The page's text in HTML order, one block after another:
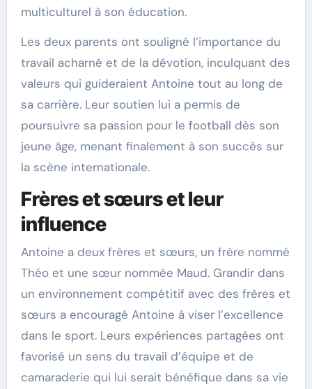
multiculturel à son éducation.
Les deux parents ont souligné l’importance du
travail acharné et de la dévotion, inculquant des
valeurs qui guideraient Antoine tout au long de
sa carrière. Leur soutien lui a permis de
poursuivre sa passion pour le football dès son
jeune âge, menant finalement à son succès sur
la scène internationale.
Frères et sœurs et leur
influence
Antoine a deux frères et sœurs, un frère nommé
Théo et une sœur nommée Maud. Grandir dans
un environnement compétitif avec des frères et
sœurs a encouragé Antoine à viser l’excellence
dans le sport. Leurs expériences partagées ont
favorisé un sens du travail d’équipe et de
camaraderie qui lui serait bénéfique dans sa vie